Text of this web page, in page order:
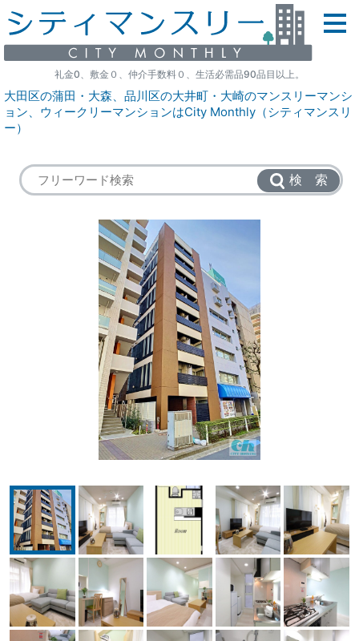
礼金0、敷金０、仲介手数料０、生活必需品90品目以上。
大田区の蒲田・大森、品川区の大井町・大崎のマンスリーマンシ
ョン、ウィークリーマンションはCity Monthly（シティマンスリ
ー）
検 索